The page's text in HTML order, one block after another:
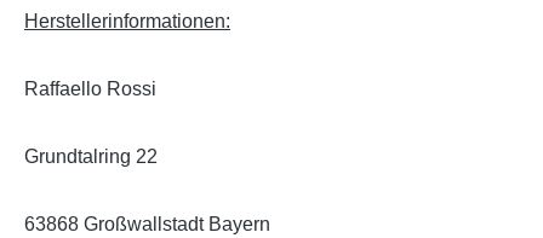
Herstellerinformationen:
Raffaello Rossi
Grundtalring 22
63868 Großwallstadt Bayern